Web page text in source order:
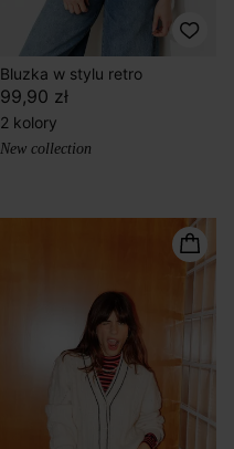
Bluzka w stylu retro
99,90 zł
2 kolory
New collection